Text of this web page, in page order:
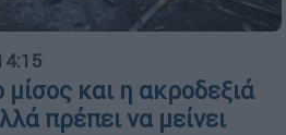
και η ακροδεξιά
πρέπει να μείνει